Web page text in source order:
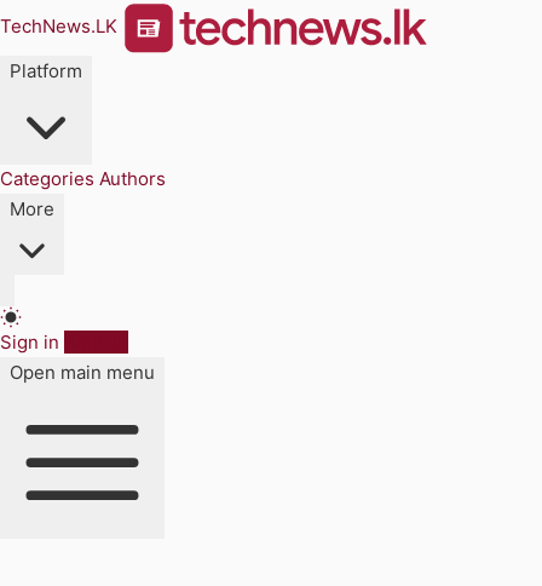
TechNews.LK
Platform
Categories Authors
More
Sign in
Open main menu